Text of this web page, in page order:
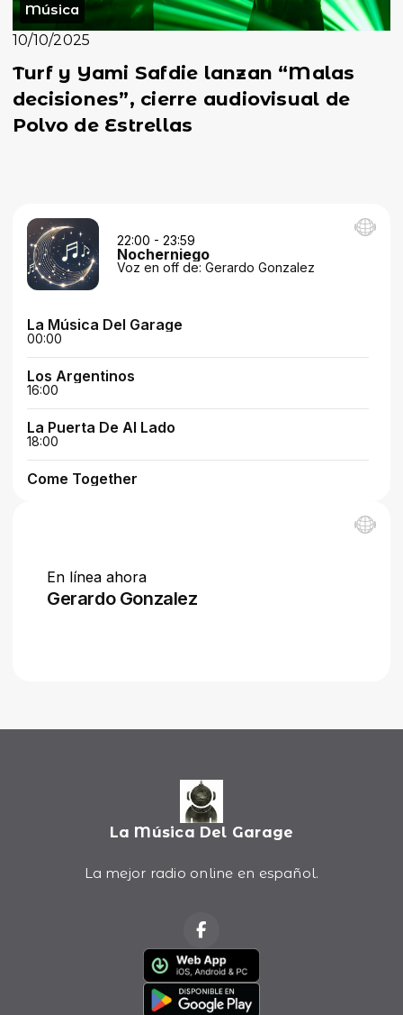
Música
10/10/2025
Turf y Yami Safdie lanzan “Malas
decisiones”, cierre audiovisual de
Polvo de Estrellas
La Música Del Garage
La mejor radio online en español.